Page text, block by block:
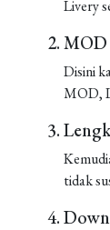
Livery
MOD
Disini
MOD,
tidak